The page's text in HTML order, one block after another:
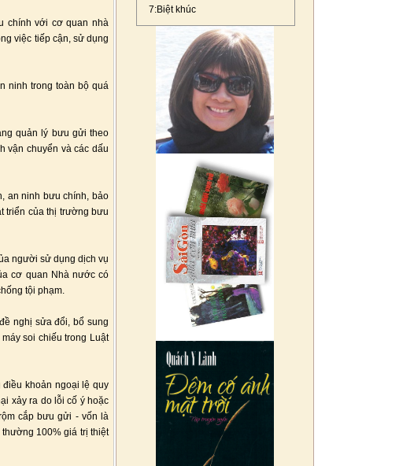
chính với cơ quan nhà
việc tiếp cận, sử dụng
ninh trong toàn bộ quá
quản lý bưu gửi theo
vận chuyển và các dấu
an ninh bưu chính, bảo
triển của thị trường bưu
người sử dụng dịch vụ
cơ quan Nhà nước có
tội phạm.
nghị sửa đổi, bổ sung
soi chiếu trong Luật
khoản ngoại lệ quy
xảy ra do lỗi cố ý hoặc
cắp bưu gửi - vốn là
100% giá trị thiệt
7:Biệt khúc